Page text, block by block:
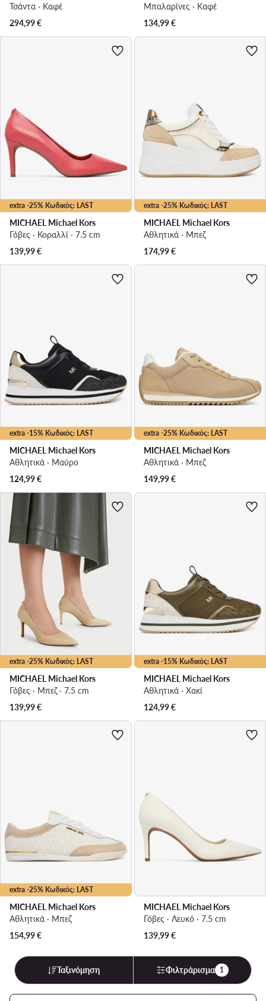
Τσάντα · Καφέ
294,99€
Μπαλαρίνες · Καφέ
134,99€
extra -25% Κωδικός: LAST
MICHAEL Michael Kors
Γόβες · Κοραλλί · 7.5 cm
139,99€
extra -25% Κωδικός: LAST
MICHAEL Michael Kors
Αθλητικά · Μπεζ
174,99€
extra -15% Κωδικός: LAST
MICHAEL Michael Kors
Αθλητικά · Μαύρο
124,99€
extra -25% Κωδικός: LAST
MICHAEL Michael Kors
Αθλητικά · Μπεζ
149,99€
extra -25% Κωδικός: LAST
MICHAEL Michael Kors
Γόβες · Μπεζ · 7.5 cm
139,99€
extra -15% Κωδικός: LAST
MICHAEL Michael Kors
Αθλητικά · Χακί
124,99€
extra -25% Κωδικός: LAST
MICHAEL Michael Kors
Αθλητικά · Μπεζ
154,99€
MICHAEL Michael Kors
Γόβες · Λευκό · 7.5 cm
139,99€
Ταξινόμηση Φιλτράρισμα 1